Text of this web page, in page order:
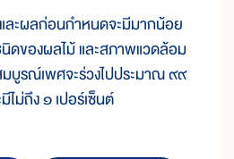
ผลก่อนกำหนดจะมีมากน้อย
ดของผลไม้ และสภาพแวดล้อม
บูรณ์เพศจะร่วงไปประมาณ ๙๙
ไม่ถึง ๑ เปอร์เซ็นต์